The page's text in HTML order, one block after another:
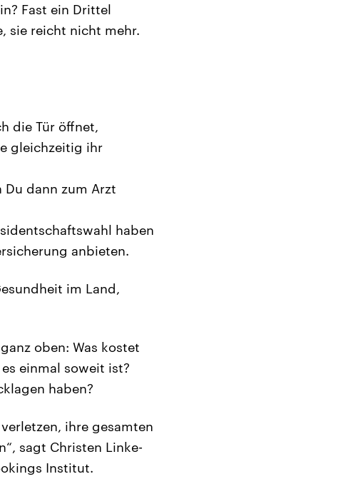
Fast ein Drittel
sie reicht nicht mehr.
die Tür öffnet,
gleichzeitig ihr
Du dann zum Arzt
haben
anbieten.
im Land,
oben: Was kostet
einmal soweit ist?
haben?
ihre gesamten
sagt Christen Linke-
Institut.